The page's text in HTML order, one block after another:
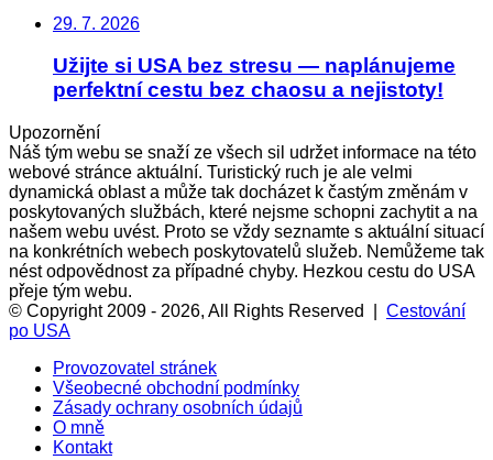
29. 7. 2026
Užijte si USA bez stresu — naplánujeme
perfektní cestu bez chaosu a nejistoty!
Upozornění
Náš tým webu se snaží ze všech sil udržet informace na této
webové stránce aktuální. Turistický ruch je ale velmi
dynamická oblast a může tak docházet k častým změnám v
poskytovaných službách, které nejsme schopni zachytit a na
našem webu uvést. Proto se vždy seznamte s aktuální situací
na konkrétních webech poskytovatelů služeb. Nemůžeme tak
nést odpovědnost za případné chyby. Hezkou cestu do USA
přeje tým webu.
© Copyright 2009 - 2026, All Rights Reserved | Cestování
po USA
Provozovatel stránek
Všeobecné obchodní podmínky
Zásady ochrany osobních údajů
O mně
Kontakt